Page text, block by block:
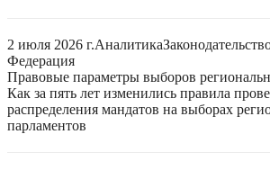
2 июля 2026 г.Аналитика
Федерация
Правовые параметры выборов
Как за пять лет изменились правила
распределения мандатов на выборах
парламентов